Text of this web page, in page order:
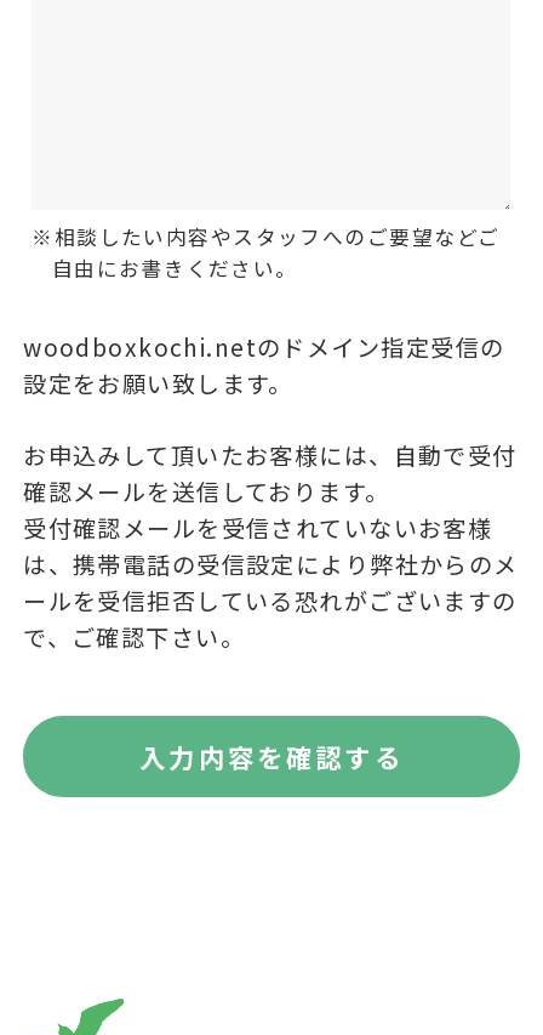
相談したい内容やスタッフへのご要望などご
自由にお書きください。
woodboxkochi.netのドメイン指定受信の
設定をお願い致します。
お申込みして頂いたお客様には、自動で受付
確認メールを送信しております。
受付確認メールを受信されていないお客様
は、携帯電話の受信設定により弊社からのメ
ールを受信拒否している恐れがございますの
で、ご確認下さい。